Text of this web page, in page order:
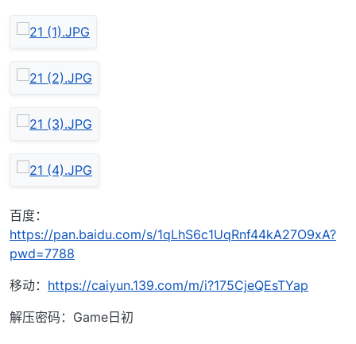
百度：
https://pan.baidu.com/s/1qLhS6c1UqRnf44kA27O9xA?
pwd=7788
移动： https://caiyun.139.com/m/i?175CjeQEsTYap
解压密码：Game日初